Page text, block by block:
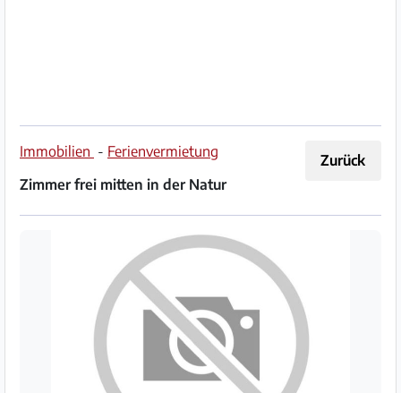
Hilfe
FAQ
Zurück
Immobilien - Ferienvermietung
Zimmer frei mitten in der Natur